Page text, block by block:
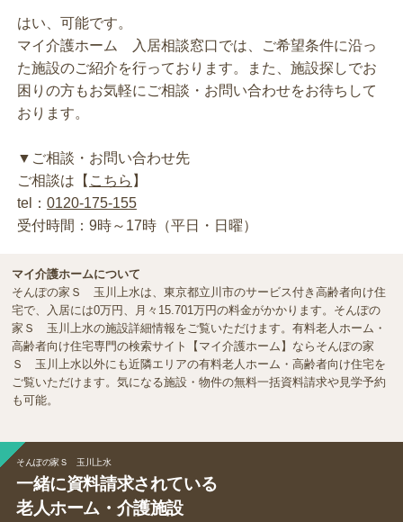
はい、可能です。
マイ介護ホーム 入居相談窓口では、ご希望条件に沿っ
た施設のご紹介を行っております。また、施設探しでお
困りの方もお気軽にご相談・お問い合わせをお待ちして
おります。
▼ご相談・お問い合わせ先
ご相談は【 こちら 】
tel： 0120-175-155
受付時間：9時～17時（平日・日曜）
マイ介護ホームについて
そんぽの家Ｓ 玉川上水は、東京都立川市のサービス付き高齢者向け住
宅で、入居には0万円、月々15.701万円の料金がかかります。そんぽの
家Ｓ 玉川上水の施設詳細情報をご覧いただけます。有料老人ホーム・
高齢者向け住宅専門の検索サイト【マイ介護ホーム】ならそんぽの家
Ｓ 玉川上水以外にも近隣エリアの有料老人ホーム・高齢者向け住宅を
ご覧いただけます。気になる施設・物件の無料一括資料請求や見学予約
も可能。
そんぽの家Ｓ 玉川上水
一緒に資料請求されている
老人ホーム・介護施設